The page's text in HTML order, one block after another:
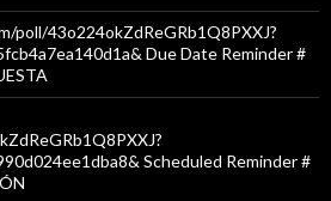
poll/43o224okZdReGRb1Q8PXXJ?
Due Date Reminder #
Scheduled Reminder #